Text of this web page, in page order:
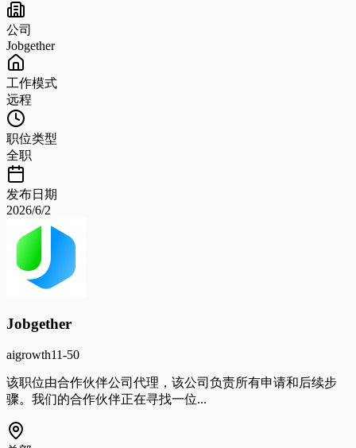
公司
Jobgether
工作模式
远程
职位类型
全职
发布日期
2026/6/2
Jobgether
aigrowth11-50
该职位由合作伙伴公司代理，该公司负责所有申请和后续步
骤。我们的合作伙伴正在寻找一位...